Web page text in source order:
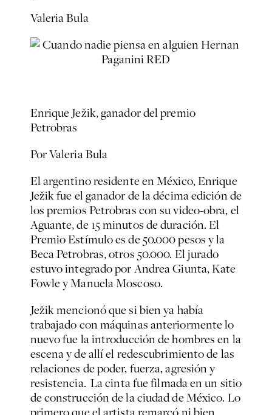
Valeria Bula
EnriqueJežik, ganador del premio
Petrobras
Por Valeria Bula
El argentino residente en México, Enrique
Ježik fue el ganador de la décima edición de
los premios Petrobras con su video-obra, el
Aguante, de 15 minutos de duración. El
Premio Estímulo es de 50.000 pesos y la
Beca Petrobras, otros 50.000. El jurado
estuvo integrado por Andrea Giunta, Kate
Fowle y Manuela Moscoso.
Ježik mencionó que si bien ya había
trabajado con máquinas anteriormente lo
nuevo fue la introducción de hombres en la
escena y de allí el redescubrimiento de las
relaciones de poder, fuerza, agresión y
resistencia. La cinta fue filmada en un sitio
de construcción de la ciudad de México. Lo